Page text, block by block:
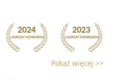
Pokaż więcej >>